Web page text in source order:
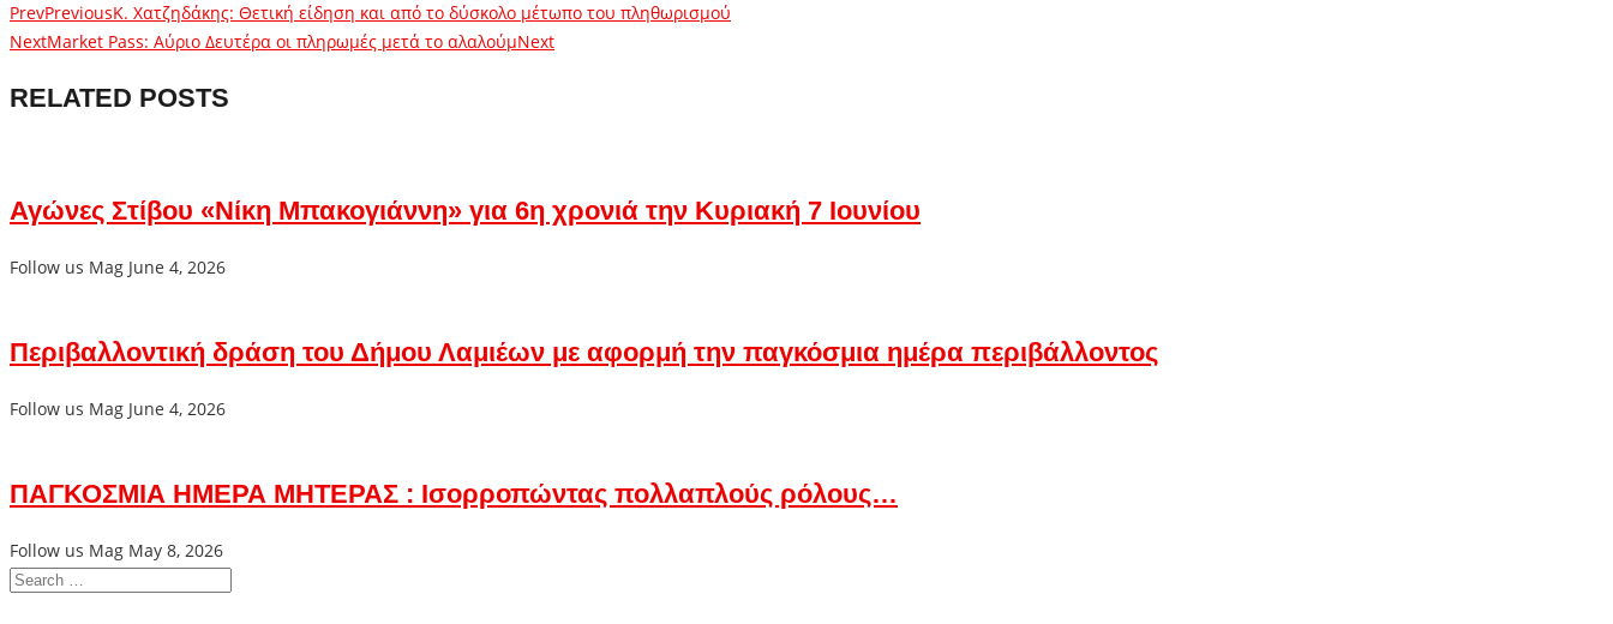
PrevPreviousΚ. Χατζηδάκης: Θετική είδηση και από το δύσκολο μέτωπο του πληθωρισμού
NextMarket Pass: Αύριο Δευτέρα οι πληρωμές μετά το αλαλούμNext
RELATED POSTS
Αγώνες Στίβου «Νίκη Μπακογιάννη» για 6η χρονιά την Κυριακή 7 Ιουνίου
Follow us Mag June 4, 2026
Περιβαλλοντική δράση του Δήμου Λαμιέων με αφορμή την παγκόσμια ημέρα περιβάλλοντος
Follow us Mag June 4, 2026
ΠΑΓΚΟΣΜΙΑ ΗΜΕΡΑ ΜΗΤΕΡΑΣ : Ισορροπώντας πολλαπλούς ρόλους…
Follow us Mag May 8, 2026